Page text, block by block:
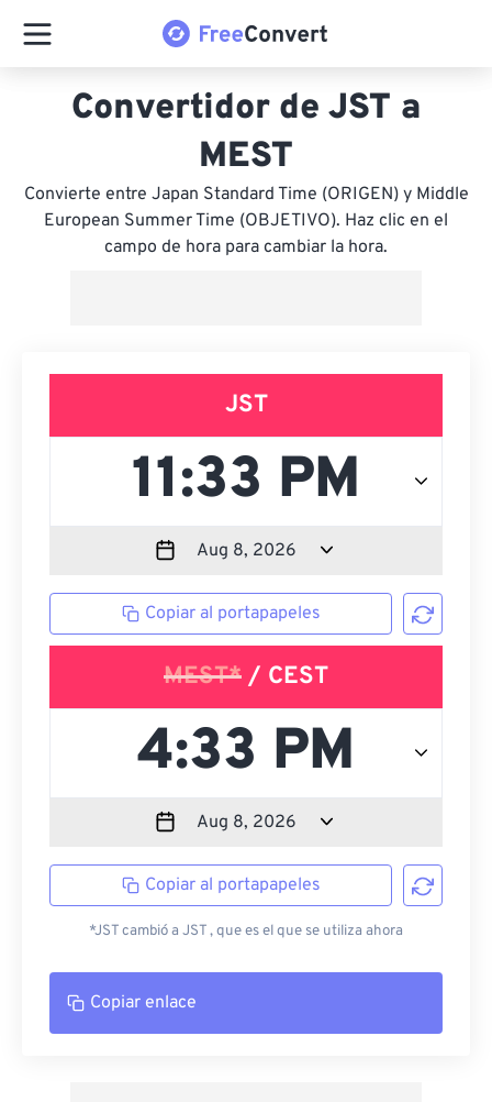
Convertidor de JST a
MEST
Convierte entre Japan Standard Time (ORIGEN) y Middle
European Summer Time (OBJETIVO). Haz clic en el
campo de hora para cambiar la hora.
JST
Copiar al portapapeles
MEST* / CEST
Copiar al portapapeles
*JST cambió a JST , que es el que se utiliza ahora
Copiar enlace